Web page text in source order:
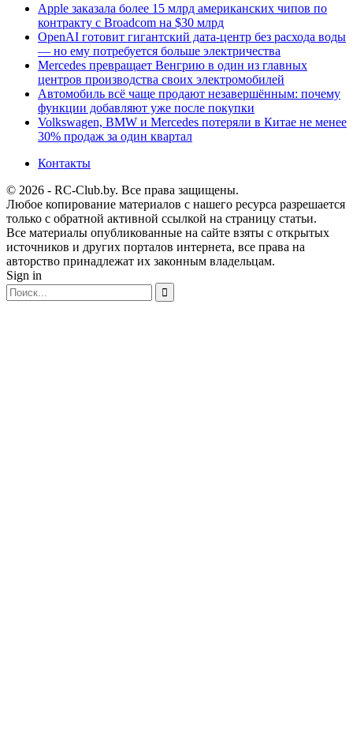
Apple заказала более 15 млрд американских чипов по
контракту с Broadcom на $30 млрд
OpenAI готовит гигантский дата-центр без расхода воды
— но ему потребуется больше электричества
Mercedes превращает Венгрию в один из главных
центров производства своих электромобилей
Автомобиль всё чаще продают незавершённым: почему
функции добавляют уже после покупки
Volkswagen, BMW и Mercedes потеряли в Китае не менее
30% продаж за один квартал
Контакты
© 2026 - RC-Club.by. Все права защищены.
Любое копирование материалов с нашего ресурса разрешается
только с обратной активной ссылкой на страницу статьи.
Все материалы опубликованные на сайте взяты с открытых
источников и других порталов интернета, все права на
авторство принадлежат их законным владельцам.
Sign in